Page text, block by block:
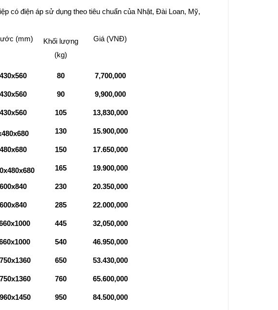
có điện áp sử dụng theo tiêu chuẩn của Nhật, Đài Loan, Mỹ,
(mm)
Khối lượng
(kg)
Giá (VNĐ)
80 7,700,000
90 9,900,000
105 13,830,000
130 15.900,000
150 17.650,000
165 19.900,000
230 20.350,000
285 22.000,000
445 32,050,000
540 46.950,000
650 53.430,000
760 65.600,000
950 84.500,000